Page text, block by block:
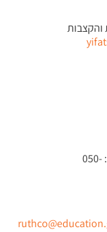
: 050-